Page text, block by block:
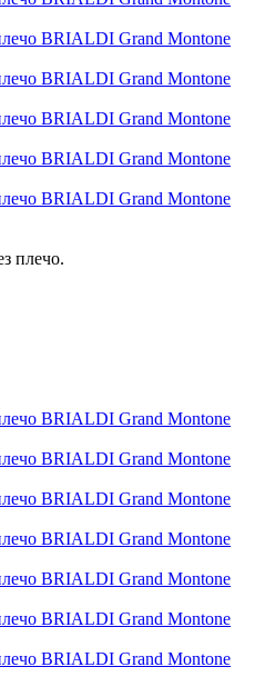
плечо.